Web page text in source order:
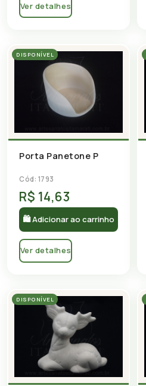
Ver detalhes
DISPONÍVEL
Porta Panetone P
Cód: 1793
R$ 14,63
🛍 Adicionar ao carrinho
Ver detalhes
DISPONÍVEL